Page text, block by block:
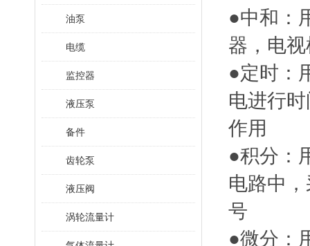
油泵
电缆
监控器
液压泵
备件
齿轮泵
液压阀
涡轮流量计
●中和：
器，电
●定时：
电进行
作用
●积分：
电路中
号
●微分：